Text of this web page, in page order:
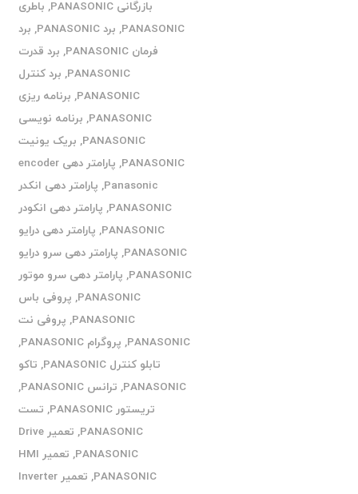
بازرگانی PANASONIC
, باطری
PANASONIC
, برد PANASONIC , برد
فرمان PANASONIC
, برد قدرت
PANASONIC
, برد کنترل
PANASONIC
, برنامه ریزی
PANASONIC
, برنامه نویسی
PANASONIC
, بریک یونیت
PANASONIC
,
پارامتر دهی encoder
Panasonic
, پارامتر دهی انکدر
PANASONIC
, پارامتر دهی انکودر
PANASONIC
, پارامتر دهی درایو
PANASONIC
, پارامتر دهی سرو درایو
PANASONIC
, پارامتر دهی سرو موتور
PANASONIC
, پروفی باس
PANASONIC
, پروفی نت
PANASONIC
, پروگرام PANASONIC
,
تابلو کنترل PANASONIC
, تاکو
PANASONIC
, ترانس PANASONIC
,
تریستور PANASONIC
, تست
PANASONIC
,
تعمیر Drive
PANASONIC
,
تعمیر HMI
PANASONIC
,
تعمیر Inverter